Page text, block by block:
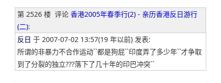
第 2526 楼 评论 香港2005年春季行(2) - 亲历香港反日游行
(二):
反日 于 2007-07-02 13:57(19 年以前) 发表:
所谓的非暴力不合作运动``都是狗屁``印度弄了多少年``才争取
到了分裂的独立???落下了几十年的印巴冲突``